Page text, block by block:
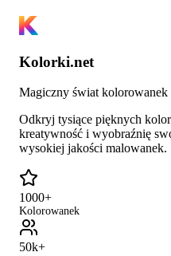
Kolorki.net
Magiczny świat kolorowanek
Odkryj tysiące pięknych
kreatywność i wyobraźnię
wysokiej jakości malowanek.
1000+
Kolorowanek
50k+